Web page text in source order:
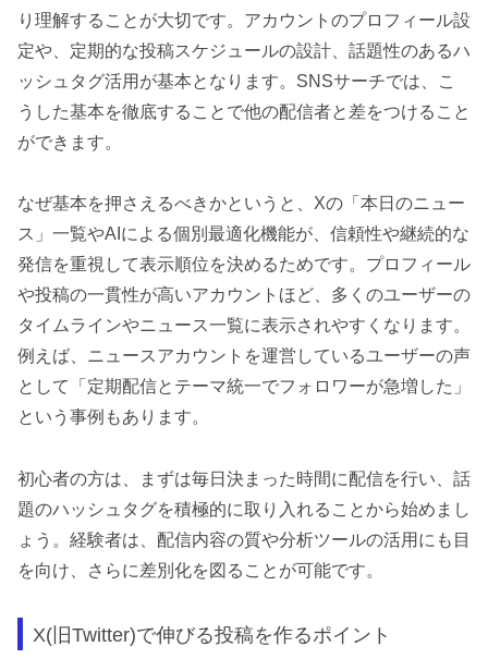
り理解することが大切です。アカウントのプロフィール設
定や、定期的な投稿スケジュールの設計、話題性のあるハ
ッシュタグ活用が基本となります。SNSサーチでは、こ
うした基本を徹底することで他の配信者と差をつけること
ができます。
なぜ基本を押さえるべきかというと、Xの「本日のニュー
ス」一覧やAIによる個別最適化機能が、信頼性や継続的な
発信を重視して表示順位を決めるためです。プロフィール
や投稿の一貫性が高いアカウントほど、多くのユーザーの
タイムラインやニュース一覧に表示されやすくなります。
例えば、ニュースアカウントを運営しているユーザーの声
として「定期配信とテーマ統一でフォロワーが急増した」
という事例もあります。
初心者の方は、まずは毎日決まった時間に配信を行い、話
題のハッシュタグを積極的に取り入れることから始めまし
ょう。経験者は、配信内容の質や分析ツールの活用にも目
を向け、さらに差別化を図ることが可能です。
X(旧Twitter)で伸びる投稿を作るポイント